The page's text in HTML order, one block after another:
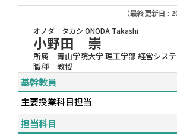
（最終更新日 :
オノダ タカシ ONODA Takashi
小野田 崇
所属
青山学院大学 理工学部 経営シス
職種
教授
基幹教員
主要授業科目担当
担当科目